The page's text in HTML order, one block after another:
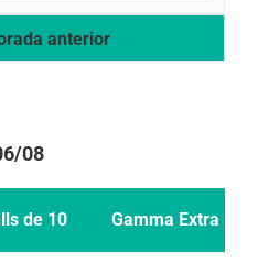
anterior
08
de 10 Gamma Extra